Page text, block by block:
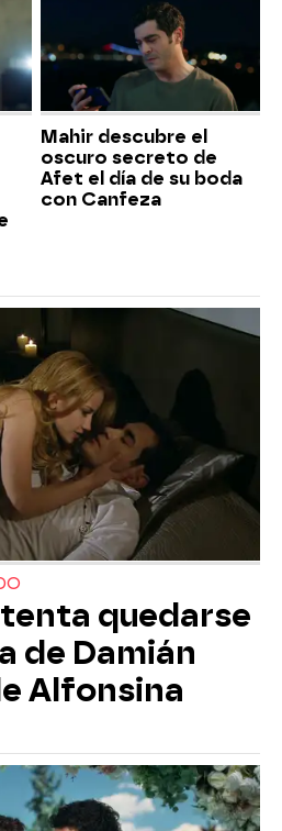
Mahir descubre el
oscuro secreto de
Afet el día de su boda
con Canfeza
quedarse
de Damián
Alfonsina